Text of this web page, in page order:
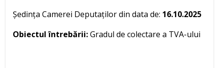
Ședința Camerei Deputaților din data de: 16.10.2025
Obiectul întrebării:Gradul de colectare a TVA-ului